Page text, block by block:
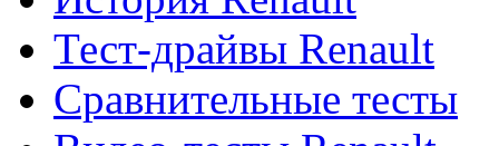
Тест-драйвы Renault
Сравнительные тесты